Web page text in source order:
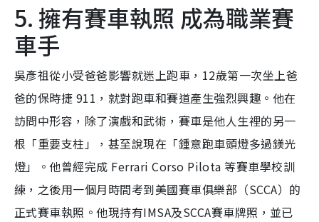
5. 擁有賽車執照 成為職業賽
車手
吳彥祖從小受爸爸影響就迷上跑車，12歲第一次坐上爸
爸的保時捷 911，就對跑車和賽道產生強烈興趣。他在
訪問中形容，除了演戲和武術，賽車是他人生裡的另一
根「重要支柱」，甚至說現在「鍾意跑車頭燈多過鎂光
燈」。他曾經完成 Ferrari Corso Pilota 等賽車學校訓
練，之後用一個月時間考到美國賽車俱樂部（SCCA）的
正式賽車執照。他現持有IMSA及SCCA賽車牌照，並已